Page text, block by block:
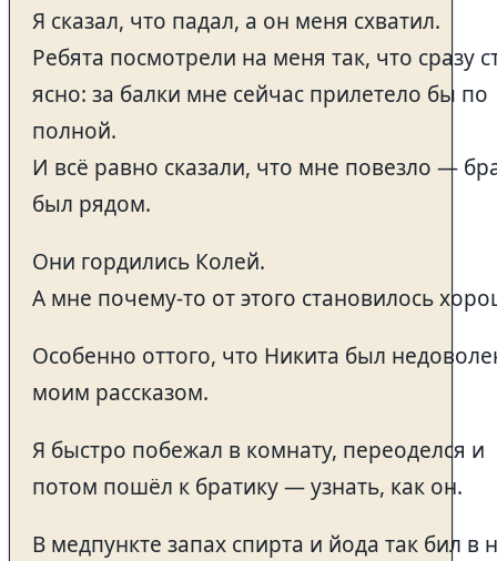
Я сказал, что падал, а он меня схватил.
Ребята посмотрели на меня так, что сразу
ясно: за балки мне сейчас прилетело бы по
полной.
И всё равно сказали, что мне повезло —
был рядом.
Они гордились Колей.
А мне почему-то от этого становилось
Особенно оттого, что Никита был
моим рассказом.
Я быстро побежал в комнату, переоделся и
потом пошёл к братику — узнать, как он.
В медпункте запах спирта и йода так бил в